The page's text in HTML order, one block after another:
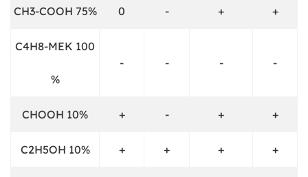
CH3-COOH 75% 0 - + +
C4H8-MEK 100
%
- - - -
CHOOH 10% + - + +
C2H5OH 10% + + + +